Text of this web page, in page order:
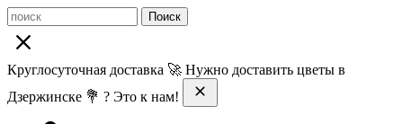
Поиск
Круглосуточная доставка 🚀 Нужно доставить цветы в
Дзержинске 💐 ? Это к нам!